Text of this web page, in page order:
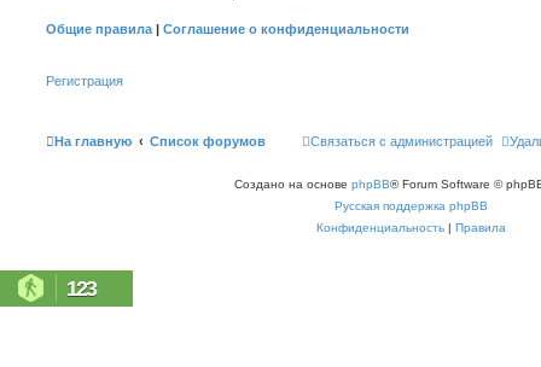
Общие правила | Соглашение о конфиденциальности
Регистрация
На главную Список форумов Связаться с администрацией
Создано на основе phpBB® Forum Software ©
Русская поддержка phpBB
Конфиденциальность | Правила
123